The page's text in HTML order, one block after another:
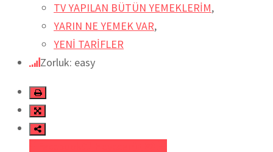
TV YAPILAN BÜTÜN YEMEKLERİM,
YARIN NE YEMEK VAR,
YENİ TARİFLER
Zorluk: easy